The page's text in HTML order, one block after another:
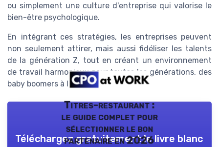
ou simplement une culture d'entreprise qui valorise le
bien-être psychologique.
En intégrant ces stratégies, les entreprises peuvent
non seulement attirer, mais aussi fidéliser les talents
de la génération Z, tout en créant un environnement
de travail harmonieux pour toutes les générations, des
baby boomers à la génération alpha.
Titres-restaurant :
le guide complet pour
sélectionner le bon
partenaire en 2026
Téléchargez gratuitement le livre blanc